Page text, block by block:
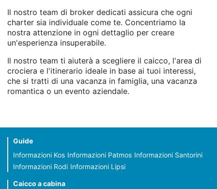
Il nostro team di broker dedicati assicura che ogni
charter sia individuale come te. Concentriamo la
nostra attenzione in ogni dettaglio per creare
un'esperienza insuperabile.
Il nostro team ti aiuterà a scegliere il caicco, l'area di
crociera e l'itinerario ideale in base ai tuoi interessi,
che si tratti di una vacanza in famiglia, una vacanza
romantica o un evento aziendale.
Guide
Informazioni Kos Informazioni Patmos Informazioni Santorini
Informazioni Rodi Informazioni Lipsi
Caicco a cabina